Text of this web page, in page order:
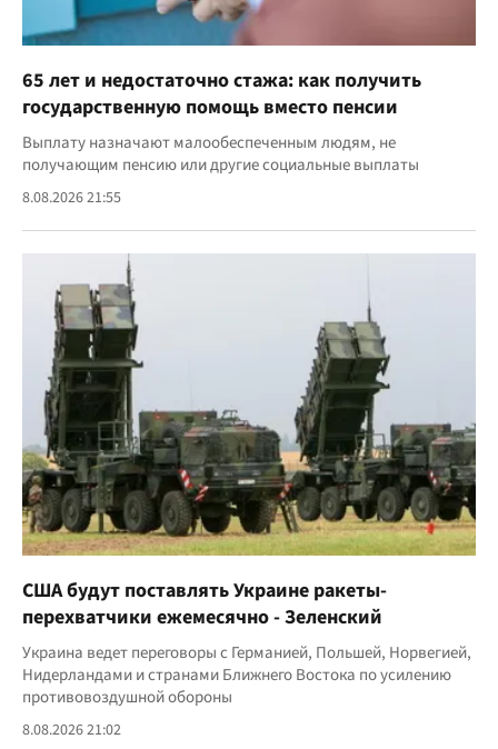
65 лет и недостаточно стажа: как получить
государственную помощь вместо пенсии
Выплату назначают малообеспеченным людям, не
получающим пенсию или другие социальные выплаты
8.08.2026 21:55
США будут поставлять Украине ракеты-
перехватчики ежемесячно - Зеленский
Украина ведет переговоры с Германией, Польшей, Норвегией,
Нидерландами и странами Ближнего Востока по усилению
противовоздушной обороны
8.08.2026 21:02